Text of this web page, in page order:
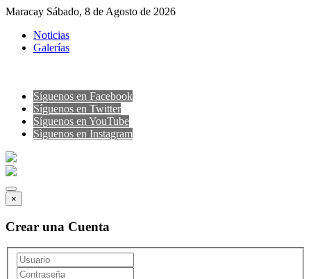
Maracay Sábado, 8 de Agosto de 2026
Noticias
Galerías
Síguenos en Facebook
Síguenos en Twitter
Síguenos en YouTube
Sìguenos en Instagram
×
Crear una Cuenta